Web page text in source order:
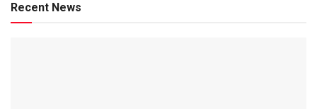
Recent News